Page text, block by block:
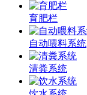
育肥栏
自动喂料系统
清粪系统